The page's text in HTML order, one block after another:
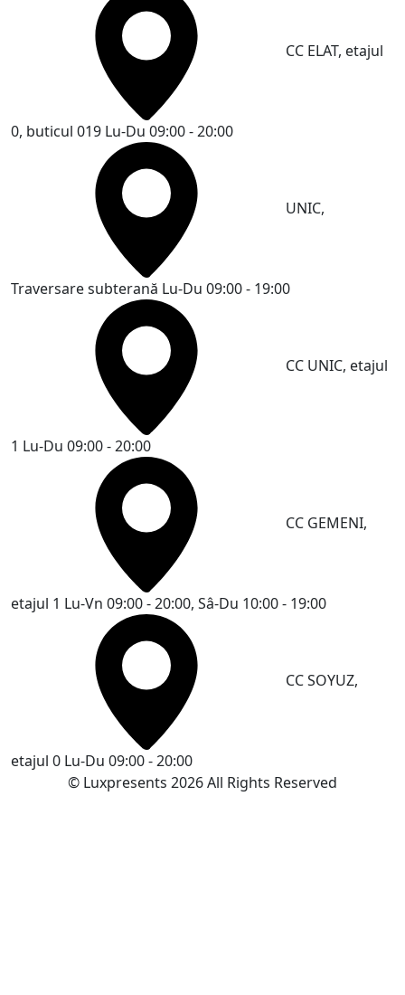
CC ELAT, etajul
0, buticul 019 Lu-Du 09:00 - 20:00
UNIC,
Traversare subterană Lu-Du 09:00 - 19:00
CC UNIC, etajul
1 Lu-Du 09:00 - 20:00
CC GEMENI,
etajul 1 Lu-Vn 09:00 - 20:00, Sâ-Du 10:00 - 19:00
CC SOYUZ,
etajul 0 Lu-Du 09:00 - 20:00
© Luxpresents 2026 All Rights Reserved